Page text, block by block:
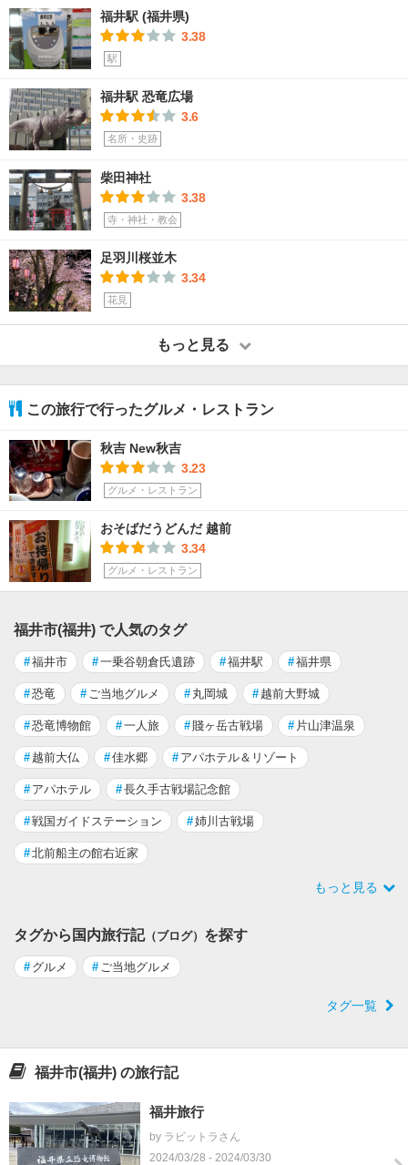
福井駅 (福井県)
3.38
駅
福井駅 恐竜広場
3.6
名所・史跡
柴田神社
3.38
寺・神社・教会
足羽川桜並木
3.34
花見
もっと見る
この旅行で行ったグルメ・レストラン
秋吉 New秋吉
3.23
グルメ・レストラン
おそばだうどんだ 越前
3.34
グルメ・レストラン
福井市(福井) で人気のタグ
#福井市 #一乗谷朝倉氏遺跡 #福井駅 #福井県
#恐竜 # ご当地グルメ # 丸岡城 # 越前大野城
#恐竜博物館 #一人旅 # 賤ヶ岳古戦場 # 片山津温泉
# 越前大仏 #佳水郷 # アパホテル＆リゾート
# アパホテル #長久手古戦場記念館
#戦国ガイドステーション #姉川古戦場
#北前船主の館右近家
もっと見る
タグから国内旅行記（ブログ） を探す
# グルメ # ご当地グルメ
タグ一覧
福井市(福井) の旅行記
福井旅行
by ラビットラさん
2024/03/28 - 2024/03/30